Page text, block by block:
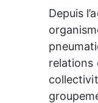
Depuis
relations